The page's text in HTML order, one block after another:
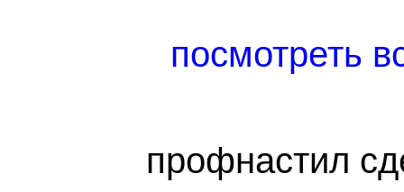
посмотреть
профнастил